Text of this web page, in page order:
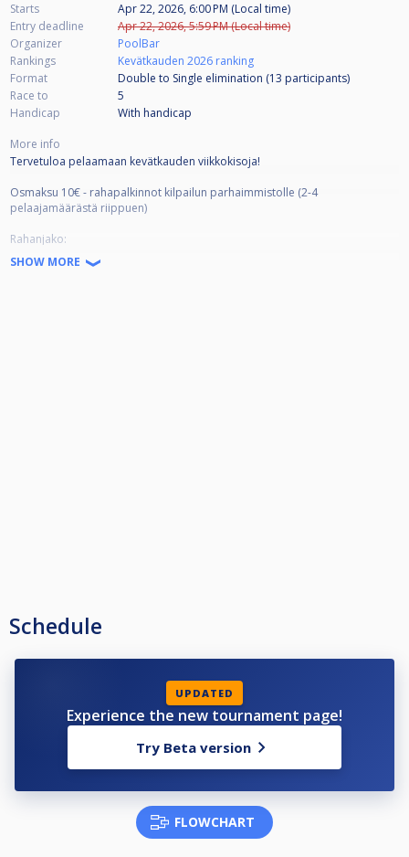
Starts
Apr 22, 2026, 6:00 PM (Local time)
Entry deadline
Apr 22, 2026, 5:59 PM (Local time)
Organizer
PoolBar
Rankings
Kevätkauden 2026 ranking
Format
Double to Single elimination (13 participants)
Race to
5
Handicap
With handicap
More info
Tervetuloa pelaamaan kevätkauden viikkokisoja!
Osmaksu 10€ - rahapalkinnot kilpailun parhaimmistolle (2-4
pelaajamäärästä riippuen)
Rahanjako:
-jos pelaajia alle 16, niin 7€/pelaaja pottiin, 2€/pelaaja talolle ja 1€/pelaaja
SHOW MORE
Schedule
UPDATED
Experience the new tournament page!
Try Beta version
FLOWCHART